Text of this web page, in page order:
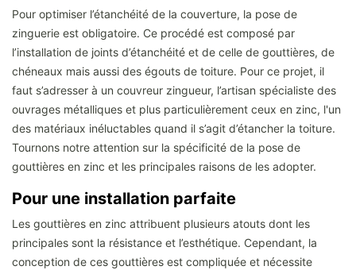
Pour optimiser l’étanchéité de la couverture, la pose de
zinguerie est obligatoire. Ce procédé est composé par
l’installation de joints d’étanchéité et de celle de gouttières, de
chéneaux mais aussi des égouts de toiture. Pour ce projet, il
faut s’adresser à un couvreur zingueur, l’artisan spécialiste des
ouvrages métalliques et plus particulièrement ceux en zinc, l'un
des matériaux inéluctables quand il s’agit d’étancher la toiture.
Tournons notre attention sur la spécificité de la pose de
gouttières en zinc et les principales raisons de les adopter.
Pour une installation parfaite
Les gouttières en zinc attribuent plusieurs atouts dont les
principales sont la résistance et l’esthétique. Cependant, la
conception de ces gouttières est compliquée et nécessite